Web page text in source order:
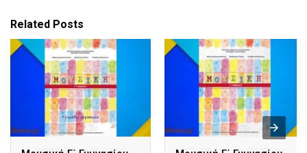
Related Posts